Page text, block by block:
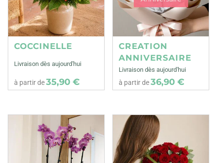
COCCINELLE
Livraison dès aujourd'hui
à partir de35,90 €
CREATION
ANNIVERSAIRE
Livraison dès aujourd'hui
à partir de36,90 €